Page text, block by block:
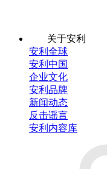
关于安利
安利全球
安利中国
企业文化
安利品牌
新闻动态
反击谣言
安利内容库